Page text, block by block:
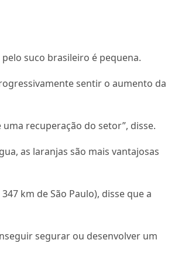
suco brasileiro é pequena.
sentir o aumento da
recuperação do setor”, disse.
as laranjas são mais vantajosas
km de São Paulo), disse que a
segurar ou desenvolver um